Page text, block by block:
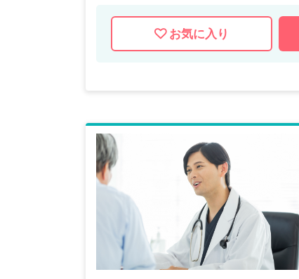
お気に入り